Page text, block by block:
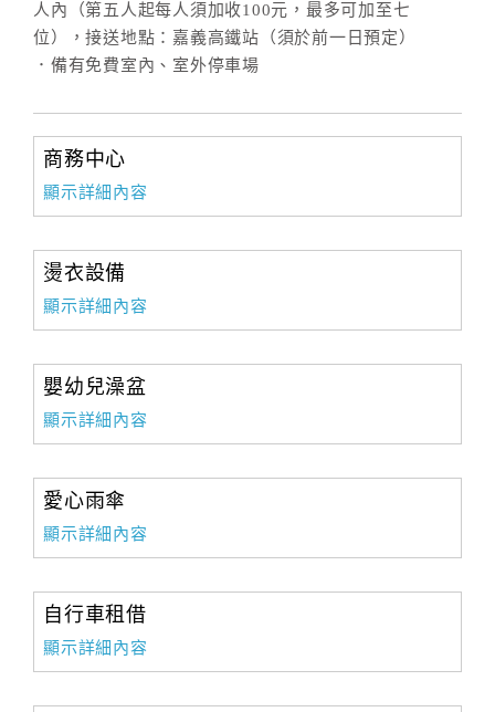
人內（第五人起每人須加收100元，最多可加至七
位），接送地點：嘉義高鐵站（須於前一日預定）
．備有免費室內、室外停車場
商務中心
顯示詳細內容
燙衣設備
顯示詳細內容
嬰幼兒澡盆
顯示詳細內容
愛心雨傘
顯示詳細內容
自行車租借
顯示詳細內容